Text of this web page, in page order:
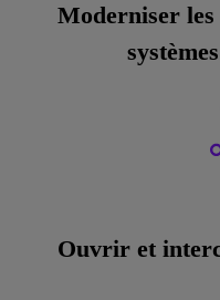
Moderniser
Ouvrir et